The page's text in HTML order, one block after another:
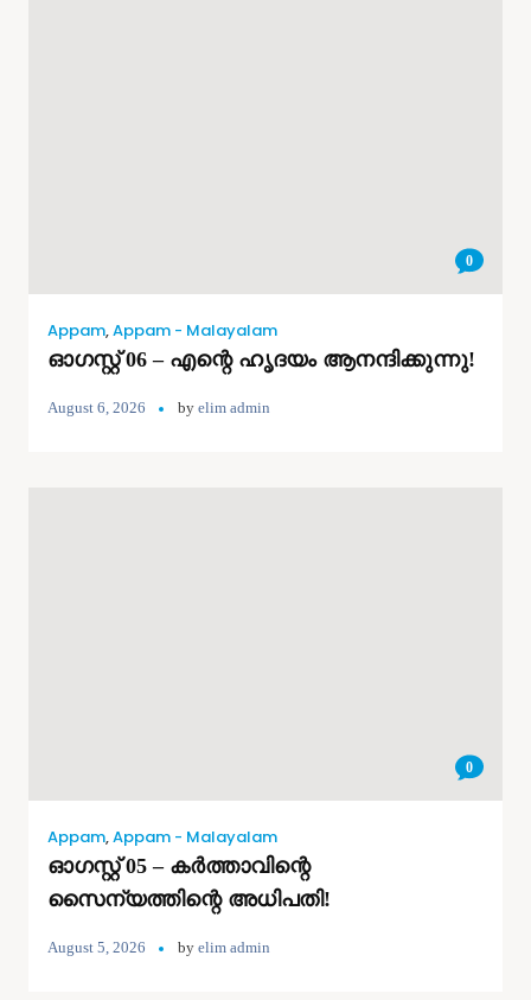
0
Appam,Appam - Malayalam
ഓഗസ്റ്റ് 06 – എന്റെ ഹൃദയം ആനന്ദിക്കുന്നു!
August 6, 2026 by elim admin
0
Appam,Appam - Malayalam
ഓഗസ്റ്റ് 05 – കർത്താവിന്റെ
സൈന്യത്തിന്റെ അധിപതി!
August 5, 2026 by elim admin